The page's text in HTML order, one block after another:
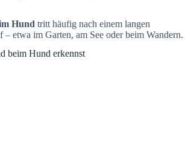
Hund tritt häufig nach einem langen
– etwa im Garten, am See oder beim Wandern.
beim Hund erkennst